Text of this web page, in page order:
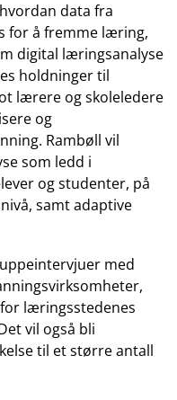
data fra
for å fremme læring,
digital læringsanalyse
holdninger til
lærere og skoleledere
og
Rambøll vil
som ledd i
og studenter, på
samt adaptive
med
læringsstedenes
vil også bli
til et større antall